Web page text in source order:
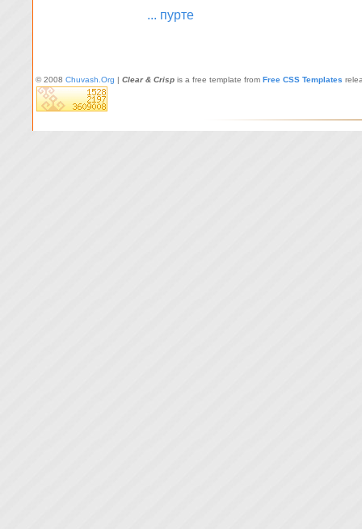
... пурте
© 2008 Chuvash.Org | Clear & Crisp is a free template from Free CSS Templates